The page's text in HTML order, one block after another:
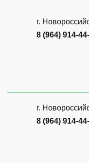
г.
8 (964) 914-
г.
8 (964) 914-